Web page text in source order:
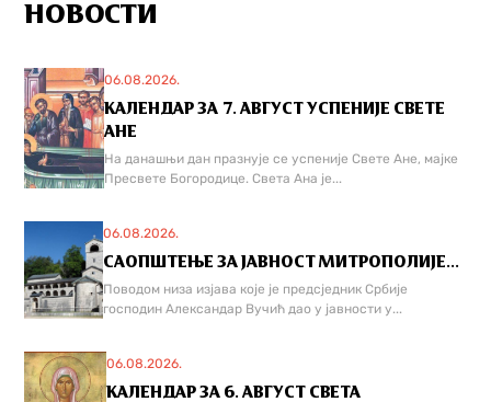
НОВОСТИ
06.08.2026.
КАЛЕНДАР ЗА 7. АВГУСТ УСПЕНИЈЕ СВЕТЕ
АНЕ
На данашњи дан празнује се успеније Свете Ане, мајке
Пресвете Богородице. Света Ана је...
06.08.2026.
САОПШТЕЊЕ ЗА ЈАВНОСТ МИТРОПОЛИЈЕ...
Поводом низа изјава које је предсједник Србије
господин Александар Вучић дао у јавности у...
06.08.2026.
КАЛЕНДАР ЗА 6. АВГУСТ СВЕТА